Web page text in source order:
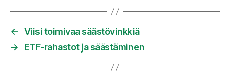
← Viisi toimivaa säästövinkkiä
→
ETF-rahastot ja säästäminen